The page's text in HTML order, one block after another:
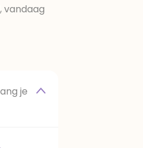
vandaag
je